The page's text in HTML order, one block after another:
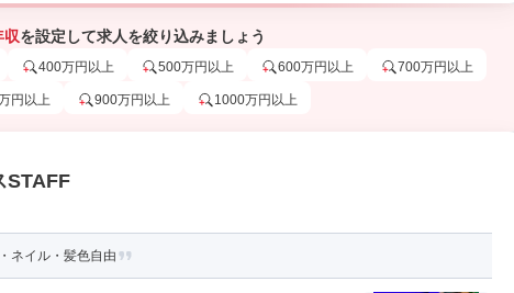
収を設定して求人を絞り込みましょう
400万円以上 500万円以上 600万円以上 700万円以上
円以上 900万円以上 1000万円以上
STAFF
ネイル・髪色自由